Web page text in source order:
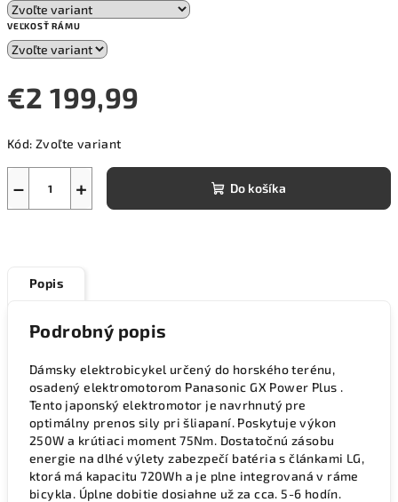
VEĽKOSŤ RÁMU
€2 199,99
cena:
Kód: Zvoľte variant
+
− Do košíka
Popis
Podrobný popis
Dámsky elektrobicykel určený do horského terénu,
osadený elektromotorom Panasonic GX Power Plus .
Tento japonský elektromotor je navrhnutý pre
optimálny prenos sily pri šliapaní. Poskytuje výkon
250W a krútiaci moment 75Nm. Dostatočnú zásobu
energie na dlhé výlety zabezpečí batéria s článkami LG,
ktorá má kapacitu 720Wh a je plne integrovaná v ráme
bicykla. Úplne dobitie dosiahne už za cca. 5-6 hodín.